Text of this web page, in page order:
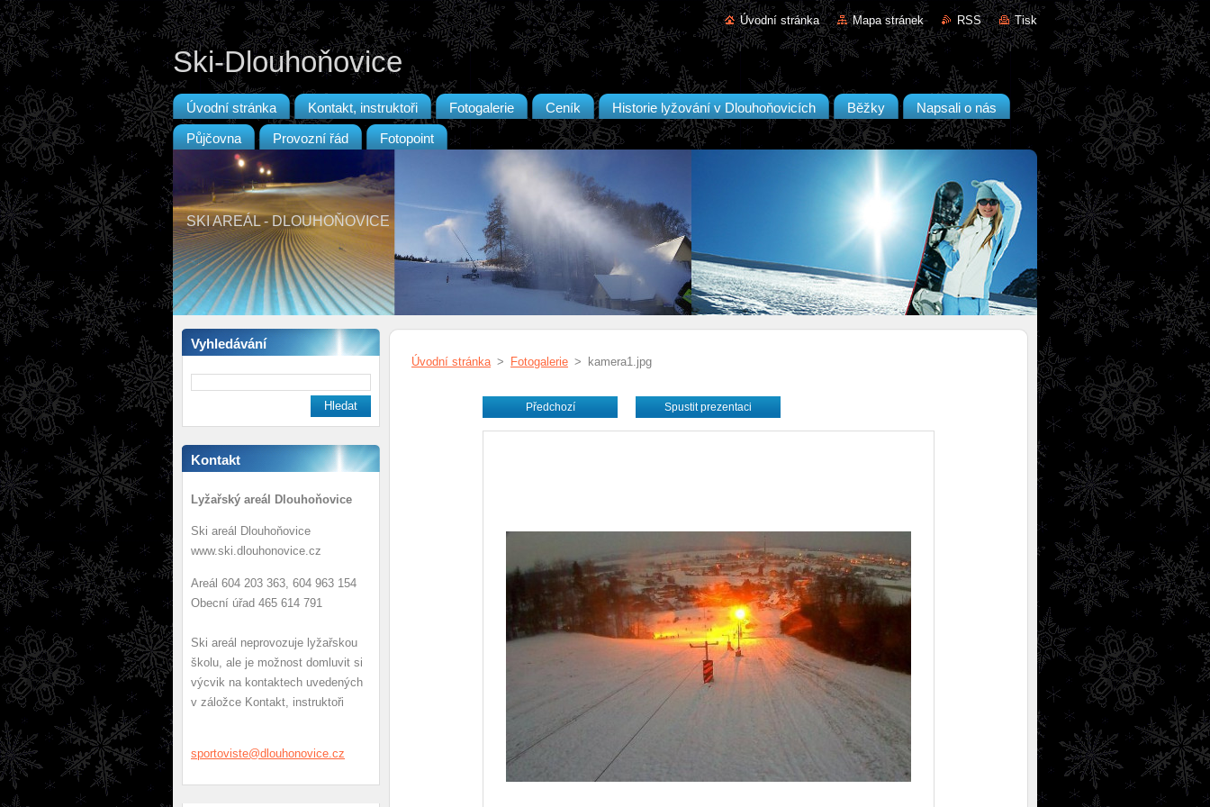
Úvodní stránka Mapa stránek RSS Tisk
Ski-Dlouhoňovice
Úvodní stránka Kontakt, instruktoři Fotogalerie Ceník Historie lyžování v Dlouhoňovicích Běžky Napsali o nás
Půjčovna Provozní řád Fotopoint
SKI AREÁL - DLOUHOŇOVICE
Vyhledávání
Kontakt
Lyžařský areál Dlouhoňovice
Ski areál Dlouhoňovice
www.ski.dlouhonovice.cz
Areál 604 203 363, 604 963 154
Obecní úřad 465 614 791
Ski areál neprovozuje lyžařskou
školu, ale je možnost domluvit si
výcvik na kontaktech uvedených
v záložce Kontakt, instruktoři
sportoviste@dlouhonovice .cz
Úvodní stránka > Fotogalerie > kamera1.jpg
Předchozí Spustit prezentaci